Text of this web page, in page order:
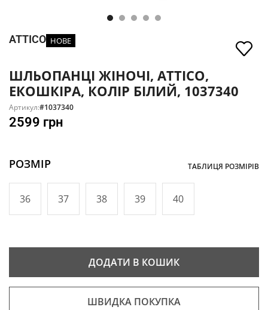
ATTICO НОВЕ
ШЛЬОПАНЦІ ЖІНОЧІ, ATTICO,
ЕКОШКІРА, КОЛІР БІЛИЙ, 1037340
Артикул:#1037340
2599 грн
РОЗМІР ТАБЛИЦЯ РОЗМІРІВ
36 37 38 39 40
ДОДАТИ В КОШИК
ШВИДКА ПОКУПКА